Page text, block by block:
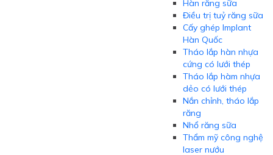
Hàn răng sữa
Điều trị tuỷ răng sữa
Cấy ghép Implant
Hàn Quốc
Tháo lắp hàn nhựa
cứng có lưới thép
Tháo lắp hàm nhựa
dẻo có lưới thép
Nắn chỉnh, tháo lắp
răng
Nhổ răng sữa
Thẩm mỹ công nghệ
laser nướu